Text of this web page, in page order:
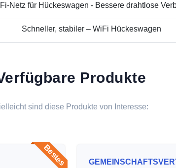
Netz für Hückeswagen - Bessere drahtlose
Schneller, stabiler – WiFi Hückeswagen
Produkte
sind diese Produkte von Interesse:
Bestes